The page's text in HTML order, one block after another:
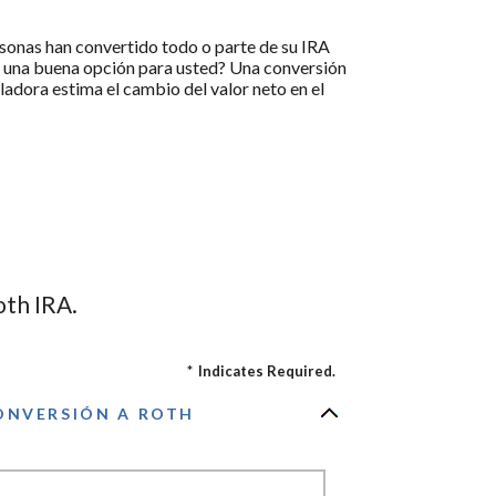
han convertido todo o parte de su IRA
buena opción para usted? Una conversión
estima el cambio del valor neto en el
IRA.
* Indicates Required.
A ROTH